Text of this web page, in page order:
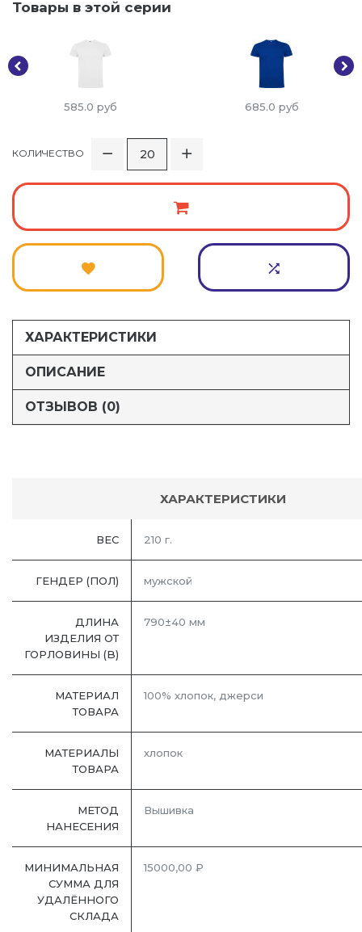
Товары в этой серии
585.0 руб 685.0 руб
КОЛИЧЕСТВО
ХАРАКТЕРИСТИКИ
ОПИСАНИЕ
ОТЗЫВОВ (0)
ХАРАКТЕРИСТИКИ
ВЕС 210 г.
ГЕНДЕР (ПОЛ) мужской
ДЛИНА
ИЗДЕЛИЯ ОТ
ГОРЛОВИНЫ (B)
790±40 мм
МАТЕРИАЛ
ТОВАРА
100% хлопок, джерси
МАТЕРИАЛЫ
ТОВАРА
хлопок
МЕТОД
НАНЕСЕНИЯ
Вышивка
МИНИМАЛЬНАЯ
СУММА ДЛЯ
УДАЛЁННОГО
СКЛАДА
15000,00 ₽